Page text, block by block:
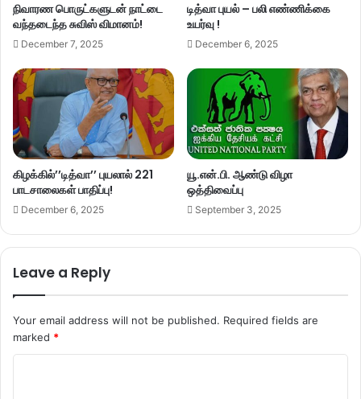
நிவாரண பொருட்களுடன் நாட்டை
வந்தடைந்த சுவிஸ் விமானம்!
December 7, 2025
டித்வா புயல் – பலி எண்ணிக்கை
உயர்வு !
December 6, 2025
கிழக்கில்’’டித்வா’’ புயலால் 221
பாடசாலைகள் பாதிப்பு!
December 6, 2025
யூ.என்.பி. ஆண்டு விழா
ஒத்திவைப்பு
September 3, 2025
Leave a Reply
Your email address will not be published. Required fields are
marked *